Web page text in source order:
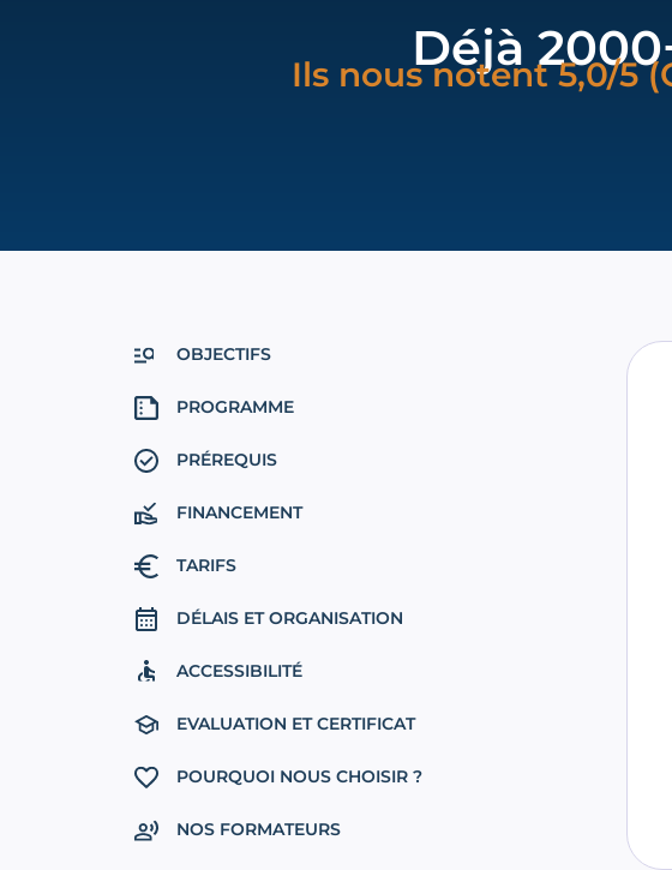
Déjà
Ils nous notent 5,0/5
OBJECTIFS
PROGRAMME
PRÉREQUIS
FINANCEMENT
TARIFS
DÉLAIS ET ORGANISATION
ACCESSIBILITÉ
EVALUATION ET CERTIFICAT
POURQUOI NOUS CHOISIR ?
NOS FORMATEURS